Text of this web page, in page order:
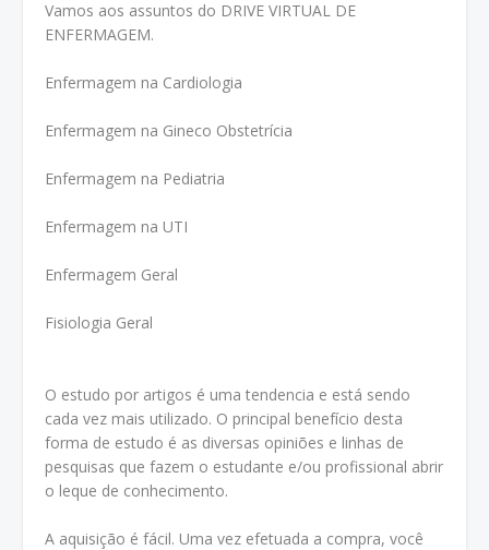
Vamos aos assuntos do DRIVE VIRTUAL DE
ENFERMAGEM.
Enfermagem na Cardiologia
Enfermagem na Gineco Obstetrícia
Enfermagem na Pediatria
Enfermagem na UTI
Enfermagem Geral
Fisiologia Geral
O estudo por artigos é uma tendencia e está sendo
cada vez mais utilizado. O principal benefício desta
forma de estudo é as diversas opiniões e linhas de
pesquisas que fazem o estudante e/ou profissional abrir
o leque de conhecimento.
A aquisição é fácil. Uma vez efetuada a compra, você